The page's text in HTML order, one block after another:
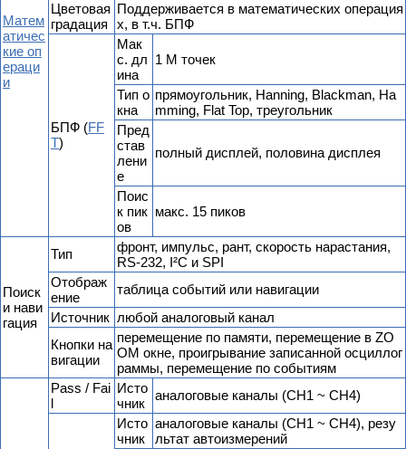
Матем
атичес
кие оп
ераци
и
Цветовая
градация
Поддерживается в математических операция
х, в т.ч. БПФ
БПФ (FF
T)
Мак
с. дл
ина
1 М точек
Тип о
кна
прямоугольник, Hanning, Blackman, Ha
mming, Flat Top, треугольник
Пред
став
лени
е
полный дисплей, половина дисплея
Поис
к пик
ов
макс. 15 пиков
Поиск
и нави
гация
Тип
фронт, импульс, рант, скорость нарастания,
RS-232, I²C и SPI
Отображ
ение
таблица событий или навигации
Источник любой аналоговый канал
Кнопки на
вигации
перемещение по памяти, перемещение в ZO
OM окне, проигрывание записанной осциллог
раммы, перемещение по событиям
Pass / Fai
l
Исто
чник
аналоговые каналы (CH1 ~ CH4)
Исто
чник
аналоговые каналы (CH1 ~ CH4), резу
льтат автоизмерений